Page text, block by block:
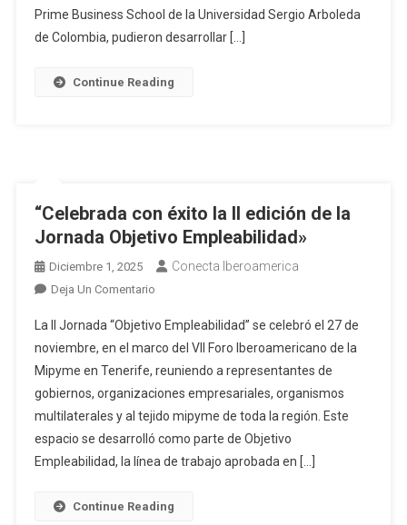
Prime Business School de la Universidad Sergio Arboleda
de Colombia, pudieron desarrollar […]
Continue Reading
“Celebrada con éxito la II edición de la
Jornada Objetivo Empleabilidad»
Diciembre 1, 2025 Conecta Iberoamerica
Deja Un Comentario
La II Jornada “Objetivo Empleabilidad” se celebró el 27 de
noviembre, en el marco del VII Foro Iberoamericano de la
Mipyme en Tenerife, reuniendo a representantes de
gobiernos, organizaciones empresariales, organismos
multilaterales y al tejido mipyme de toda la región. Este
espacio se desarrolló como parte de Objetivo
Empleabilidad, la línea de trabajo aprobada en […]
Continue Reading